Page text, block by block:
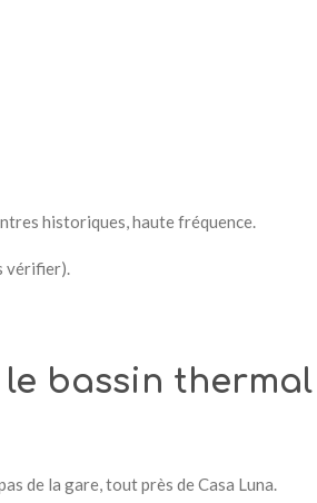
historiques, haute fréquence.
vérifier).
le bassin
de la gare, tout près de Casa Luna.